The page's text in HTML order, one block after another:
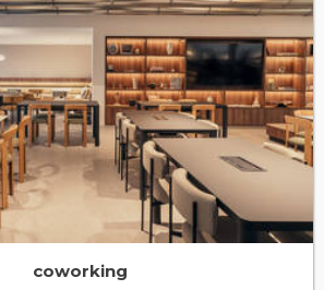
coworking